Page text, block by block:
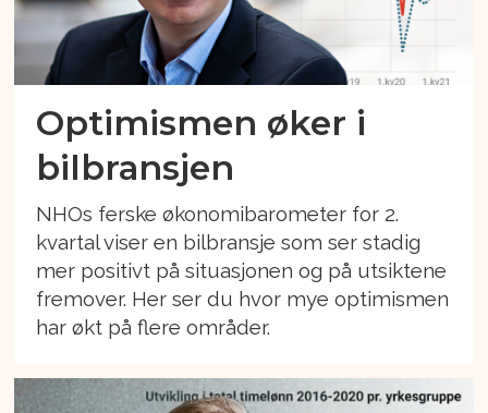
Optimismen øker i
bilbransjen
NHOs ferske økonomibarometer for 2.
kvartal viser en bilbransje som ser stadig
mer positivt på situasjonen og på utsiktene
fremover. Her ser du hvor mye optimismen
har økt på flere områder.